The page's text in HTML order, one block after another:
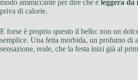
modo ammiccante per dire che è leggera
priva di calorie.
E forse è proprio questo il bello: non un
semplice. Una fetta morbida, un profumo di
sensazione, reale, che la festa inizi già al